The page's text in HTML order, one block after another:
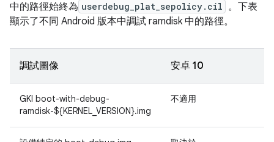
中的路徑始終為 userdebug_plat_sepolicy.cil 。下表
顯示了不同 Android 版本中調試 ramdisk 中的路徑。
調試圖像 安卓 10
GKI boot-with-debug-
ramdisk-${KERNEL_VERSION}.img
不適用